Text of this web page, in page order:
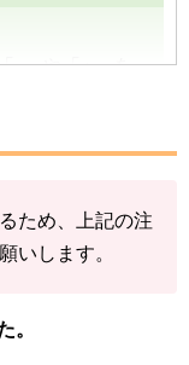
-」や「+」を
を加算する形
信
ため、上記の注
いします。
。